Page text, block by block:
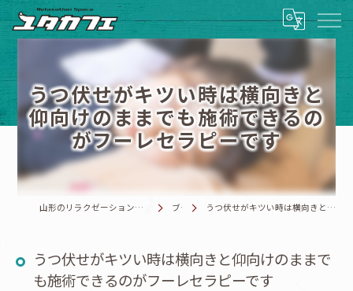
うつ伏せがキツい時は横向きと
仰向けのままでも施術できるの
がフーレセラピーです
山形のリラクゼーションマッサージならRelaxationSpace ユタカフェ ブログ うつ伏せがキツい時は横向きと仰向けのままでも施術できるのがフーレセラピーです
うつ伏せがキツい時は横向きと仰向けのままで
も施術できるのがフーレセラピーです